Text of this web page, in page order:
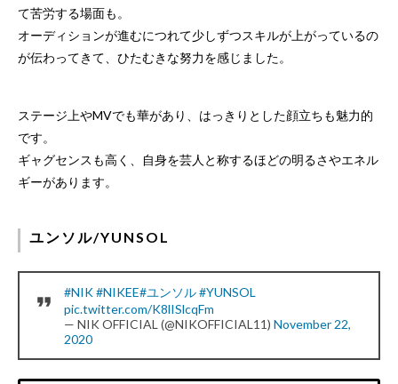
て苦労する場面も。
オーディションが進むにつれて少しずつスキルが上がっているの
が伝わってきて、ひたむきな努力を感じました。
ステージ上やMVでも華があり、はっきりとした顔立ちも魅力的
です。
ギャグセンスも高く、自身を芸人と称するほどの明るさやエネル
ギーがあります。
ユンソル/YUNSOL
#NIK#NIKEE#ユンソル#YUNSOL
pic.twitter.com/K8lISlcqFm
— NIK OFFICIAL (@NIKOFFICIAL11) November 22,
2020